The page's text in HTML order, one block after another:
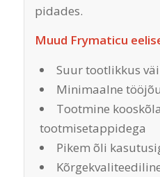
pidades.
Muud Frymaticu
Suur tootlikkus
Minimaalne
Tootmine
tootmisetappidega
Pikem õli